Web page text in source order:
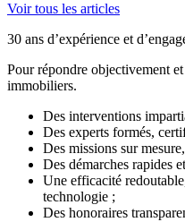
Voir tous les articles
30 ans d’expérience et
Pour répondre objectivement
immobiliers.
Des interventions
Des experts formés,
Des missions sur
Des démarches rapides
Une efficacité
technologie ;
Des honoraires